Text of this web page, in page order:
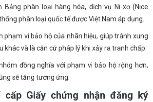
Bảng phân loại hàng hóa, dịch vụ Ni-xơ (Nice
phân loại quốc tế được Việt Nam áp dụng.
phạm vi bảo hộ của nhãn hiệu, giúp tránh xung
khác và là căn cứ pháp lý khi xảy ra tranh chấp.
đồng nghĩa với phạm vi bảo hộ rộng hơn,
sẽ tăng tương ứng.
Giấy chứng nhận đăng ký